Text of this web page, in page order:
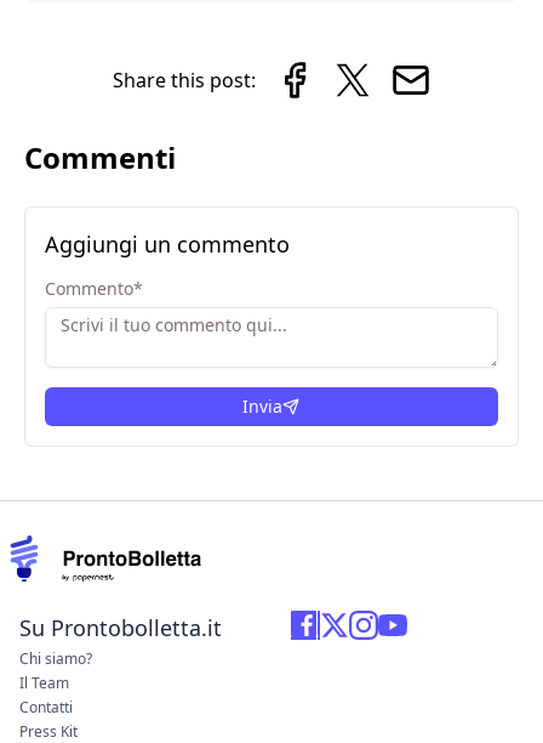
Share this post:
Commenti
Aggiungi un commento
Commento*
Invia
Su Prontobolletta.it
Chi siamo?
Il Team
Contatti
Press Kit